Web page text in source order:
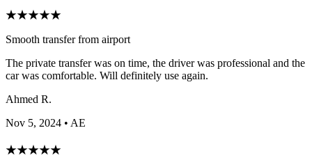
★★★★★
Smooth transfer from airport
The private transfer was on time, the driver was professional and the
car was comfortable. Will definitely use again.
Ahmed R.
Nov 5, 2024 • AE
★★★★★